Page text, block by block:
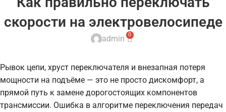
скорости на электровелосипеде
admin 0
Рывок цепи, хруст переключателя и внезапная потеря
мощности на подъёме — это не просто дискомфорт, а
прямой путь к замене дорогостоящих компонентов
трансмиссии. Ошибка в алгоритме переключения передач